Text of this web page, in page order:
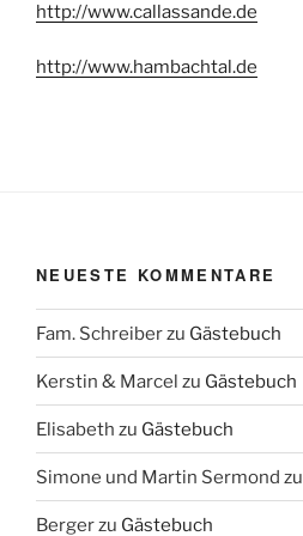
http://www.callassande.de
http://www.hambachtal.de
NEUESTE KOMMENTARE
Fam. Schreiberzu Gästebuch
Kerstin & Marcel zu Gästebuch
Elisabeth zu Gästebuch
Simone und Martin Sermond zu
Bergerzu Gästebuch